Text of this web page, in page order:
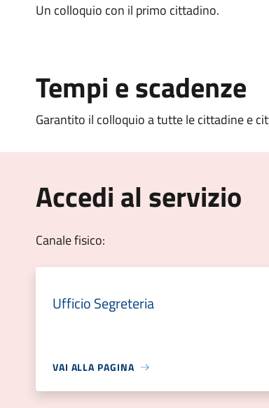
Un colloquio con il primo cittadino.
Tempi e scadenze
Garantito il colloquio a tutte le cittadine e
Accedi al servizio
Canale fisico:
Ufficio Segreteria
VAI ALLA PAGINA